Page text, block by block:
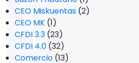
CEO Miskuentas (2)
CEO MK (1)
CFDI 3.3 (23)
CFDI 4.0 (32)
Comercio (13)